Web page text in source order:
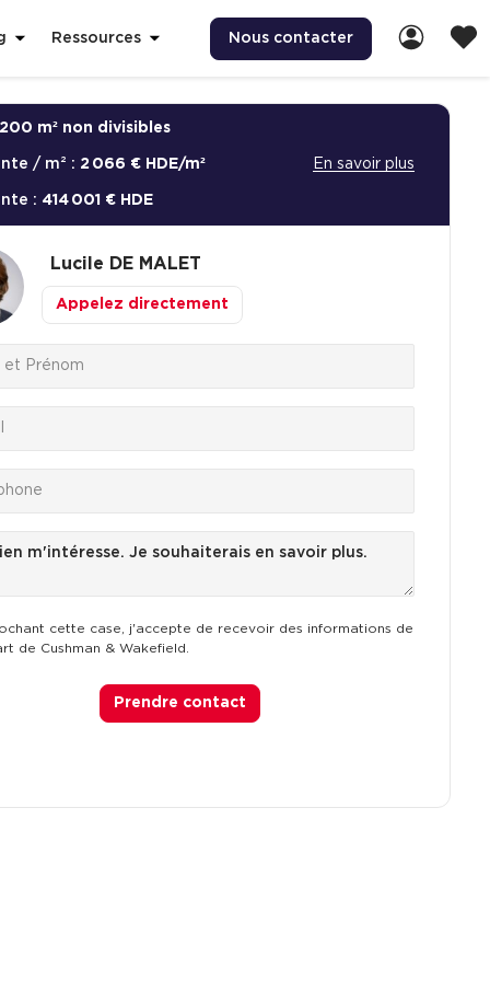
Ressources Nous contacter
200 m² non divisibles
/ m² : 2 066 € HDE/m²
: 414 001 € HDE
En savoir plus
Lucile DE MALET
Appelez directement
cette case, j'accepte de recevoir des informations de
de Cushman & Wakefield.
Prendre contact